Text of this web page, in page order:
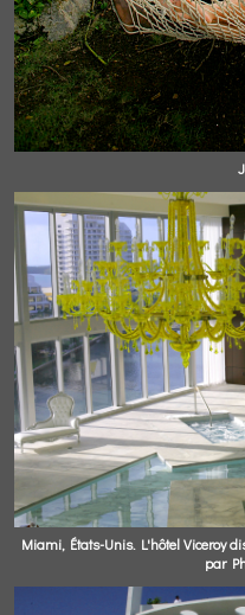
Miami, États-Unis. L'hôtel Viceroy
par